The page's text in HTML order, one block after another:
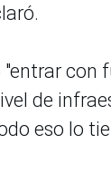
de
eso lo